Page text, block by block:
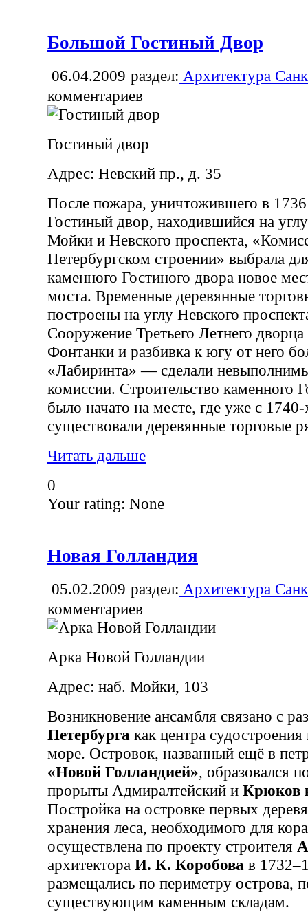
Большой Гостиный Двор
06.04.2009 раздел: Архитектура
комментариев
Гостиный двор
Адрес: Невский пр., д. 35
После пожара, уничтожившего в 1736
Гостиный двор, находившийся на
Мойки и Невского проспекта,
Петербургском строении» выбрала
каменного Гостиного двора новое
моста. Временные деревянные
построены на углу Невского
Сооружение Третьего Летнего дворца
Фонтанки и разбивка к югу от него
«Лабиринта» — сделали
комиссии. Строительство каменного
было начато на месте, где уже с 1740-
существовали деревянные торговые
Читать дальше
0
Your rating: None
Новая Голландия
05.02.2009 раздел: Архитектура
комментариев
Арка Новой Голландии
Адрес: наб. Мойки, 103
Возникновение ансамбля связано с
Петербурга как центра
море. Островок, названный ещё в
«Новой Голландией», образовался
прорыты Адмиралтейский и Крюков
Постройка на островке первых
хранения леса, необходимого для
осуществлена по проекту строителя
архитектора И. К. Коробова в
размещались по периметру острова,
существующим каменным складам.